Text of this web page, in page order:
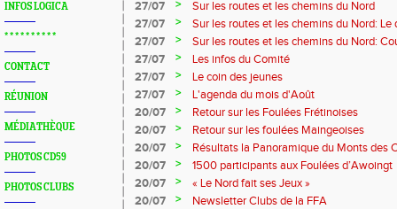
INFOS LOGICA
* * * * * * * * * *
CONTACT
RÉUNION
MÉDIATHÈQUE
PHOTOS CD59
PHOTOS CLUBS
27/07
>
Sur les routes et les chemins du Nord
27/07
>
Sur les routes et les chemins du Nord:
27/07
>
Sur les routes et les chemins du Nord:
Marque
27/07 >
Les infos du Comité
27/07
>
Le coin des jeunes
27/07
>
L'agenda du mois d'Août
20/07
>
Retour sur les Foulées Frétinoises
20/07
>
Retour sur les foulées Maingeoises
20/07
>
Résultats la Panoramique du Monts des
20/07
>
1500 participants aux Foulées d’Awoingt
20/07
>
« Le Nord fait ses Jeux »
20/07
>
Newsletter Clubs de la FFA